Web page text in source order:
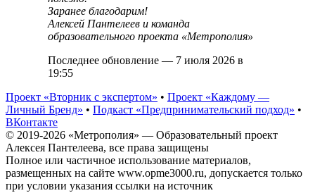
Заранее благодарим!
Алексей Пантелеев и команда
образовательного проекта «Метрополия»
Последнее обновление — 7 июля 2026 в
19:55
Проект «Вторник с экспертом» • Проект «Каждому —
Личный Бренд» • Подкаст «Предпринимательский подход» •
ВКонтакте
© 2019-2026 «Метрополия» — Образовательный проект
Алексея Пантелеева, все права защищены
Полное или частичное использование материалов,
размещенных на сайте www.opme3000.ru, допускается только
при условии указания ссылки на источник